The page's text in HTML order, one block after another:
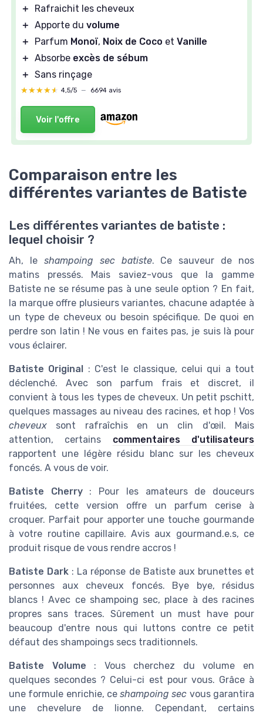
＋
Rafraichit les cheveux
＋ Apporte du volume
＋
Parfum Monoï, Noix de Coco et Vanille
＋ Absorbe excès de sébum
＋ Sans rinçage
★★★★★
★★★★★ 4,5/5 — 6694 avis
Voir l'offre
Comparaison entre les
différentes variantes de Batiste
Les différentes variantes de batiste :
lequel choisir ?
Ah, le shampoing sec batiste. Ce sauveur de nos
matins pressés. Mais saviez-vous que la gamme
Batiste ne se résume pas à une seule option ? En fait,
la marque offre plusieurs variantes, chacune adaptée à
un type de cheveux ou besoin spécifique. De quoi en
perdre son latin ! Ne vous en faites pas, je suis là pour
vous éclairer.
Batiste Original
: C'est le classique, celui qui a tout
déclenché. Avec son parfum frais et discret, il
convient à tous les types de cheveux. Un petit pschitt,
quelques massages au niveau des racines, et hop ! Vos
cheveux sont rafraîchis en un clin d'œil. Mais
attention, certains commentaires d'utilisateurs
rapportent une légère résidu blanc sur les cheveux
foncés. A vous de voir.
Batiste Cherry: Pour les amateurs de douceurs
fruitées, cette version offre un parfum cerise à
croquer. Parfait pour apporter une touche gourmande
à votre routine capillaire. Avis aux gourmand.e.s, ce
produit risque de vous rendre accros !
Batiste Dark : La réponse de Batiste aux brunettes et
personnes aux cheveux foncés. Bye bye, résidus
blancs ! Avec ce shampoing sec, place à des racines
propres sans traces. Sûrement un must have pour
beaucoup d'entre nous qui luttons contre ce petit
défaut des shampoings secs traditionnels.
Batiste Volume : Vous cherchez du volume en
quelques secondes ? Celui-ci est pour vous. Grâce à
une formule enrichie, ceshampoing sec vous garantira
une chevelure de lionne. Cependant, certains